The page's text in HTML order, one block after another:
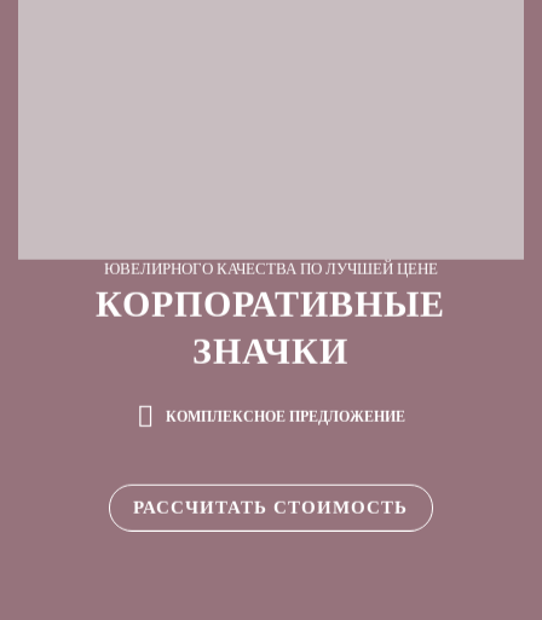
ЮВЕЛИРНОГО КАЧЕСТВА ПО ЛУЧШЕЙ ЦЕНЕ
КОРПОРАТИВНЫЕ
ЗНАЧКИ
КОМПЛЕКСНОЕ ПРЕДЛОЖЕНИЕ
РАССЧИТАТЬ СТОИМОСТЬ